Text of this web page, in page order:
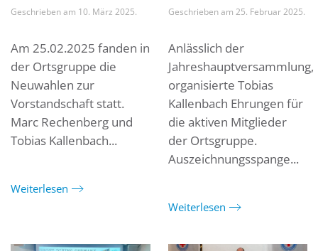
Geschrieben am 10. März 2025.
Am 25.02.2025 fanden in
der Ortsgruppe die
Neuwahlen zur
Vorstandschaft statt.
Marc Rechenberg und
Tobias Kallenbach...
Weiterlesen
Geschrieben am 25. Februar 2025.
Anlässlich der
Jahreshauptversammlung,
organisierte Tobias
Kallenbach Ehrungen für
die aktiven Mitglieder
der Ortsgruppe.
Auszeichnungsspange...
Weiterlesen